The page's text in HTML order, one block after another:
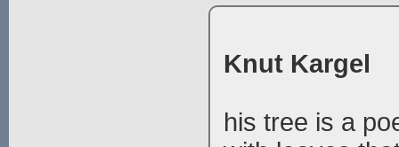
Knut Kargel
his tree is a